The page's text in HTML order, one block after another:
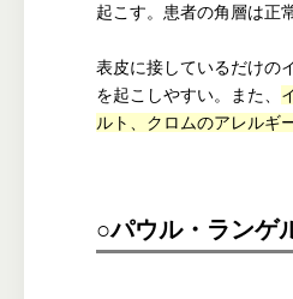
起こす。患者の角層は正
表皮に接しているだけの
を起こしやすい。また、
ルト、クロムのアレルギ
○パウル・ランゲ